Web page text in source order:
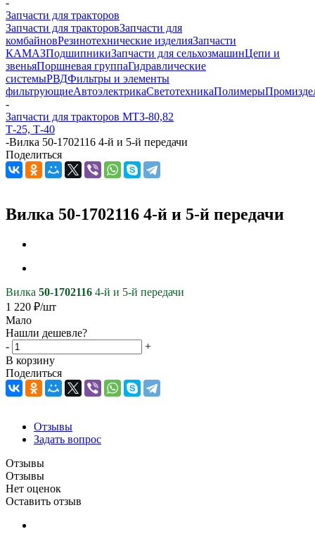
-
Запчасти для тракторов
Запчасти для тракторовЗапчасти для
комбайновРезинотехнические изделияЗапчасти
КАМАЗПодшипникиЗапчасти для сельхозмашинЦепи и
звеньяПоршневая группаГидравлические
системыРВДФильтры и элементы
фильтрующиеАвтоэлектрикаСветотехникаПолимеры
-
Запчасти для тракторов МТЗ-80,82
Т-25, Т-40
-Вилка 50-1702116 4-й и 5-й передачи
Поделиться
Вилка 50-1702116 4-й и 5-й передачи
Вилка 50-1702116 4-й и 5-й передачи
1 220 ₽/шт
Мало
Нашли дешевле?
-
+
В корзину
Поделиться
Отзывы
Задать вопрос
Отзывы
Отзывы
Нет оценок
Оставить отзыв